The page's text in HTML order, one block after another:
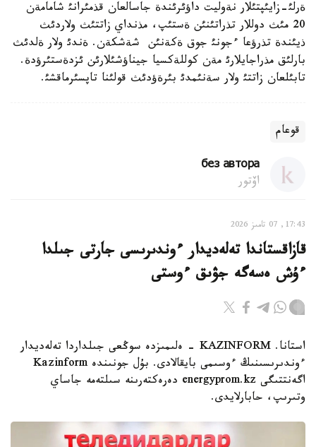
ةرلئ-زايئپتئلار نةوليت داؤئرئندة جاسالعان قذمئرانئ شامامةن
20 مئث دوللار تذراتئنئن ةستئپ، مذنداي زاتتئث ولاردئث
ذيئندة تذرؤعا ءجونئ جوق ةكةنئن شةشكةن. ةندئ ولار ةلدئث
بارلئق مذراجايلارئ مةن كوللةكسيا جيناؤشئلارئن ئزدةستئرؤدة.
تابئلعان زاتتئ ولار سةنئمدئ بئرةؤدئث قولئنا تاپسئرماقشئ.
قوعام
без автора
اۆتور
17:43, 07 تامىز 2026
قازاقستاندا تەلەديدار ءوندىرىسى جارتى جىلدا
ءۇش ەسەگە جۋىق ءوستى
استانا. KAZINFORM - ەلىمىزدە سوڭعى جىلداردا تەلەديدار
ءوندىرىسىنىڭ ءوسىمى بايقالادى. بۇل جونىندە Kazinform
اگەنتتىگى energyprom.kz دەرەكتەرىنە سىلتەمە جاساي
وتىرىپ، حابارلايدى.